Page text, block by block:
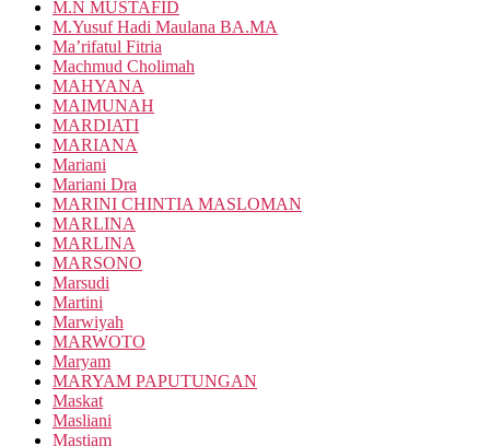
M.N MUSTAFID
M.Yusuf Hadi Maulana BA.MA
Ma’rifatul Fitria
Machmud Cholimah
MAHYANA
MAIMUNAH
MARDIATI
MARIANA
Mariani
Mariani Dra
MARINI CHINTIA MASLOMAN
MARLINA
MARLINA
MARSONO
Marsudi
Martini
Marwiyah
MARWOTO
Maryam
MARYAM PAPUTUNGAN
Maskat
Masliani
Mastiam